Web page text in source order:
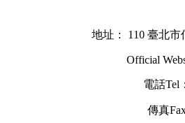
地址： 110 臺北市
Official
電話Tel
傳真